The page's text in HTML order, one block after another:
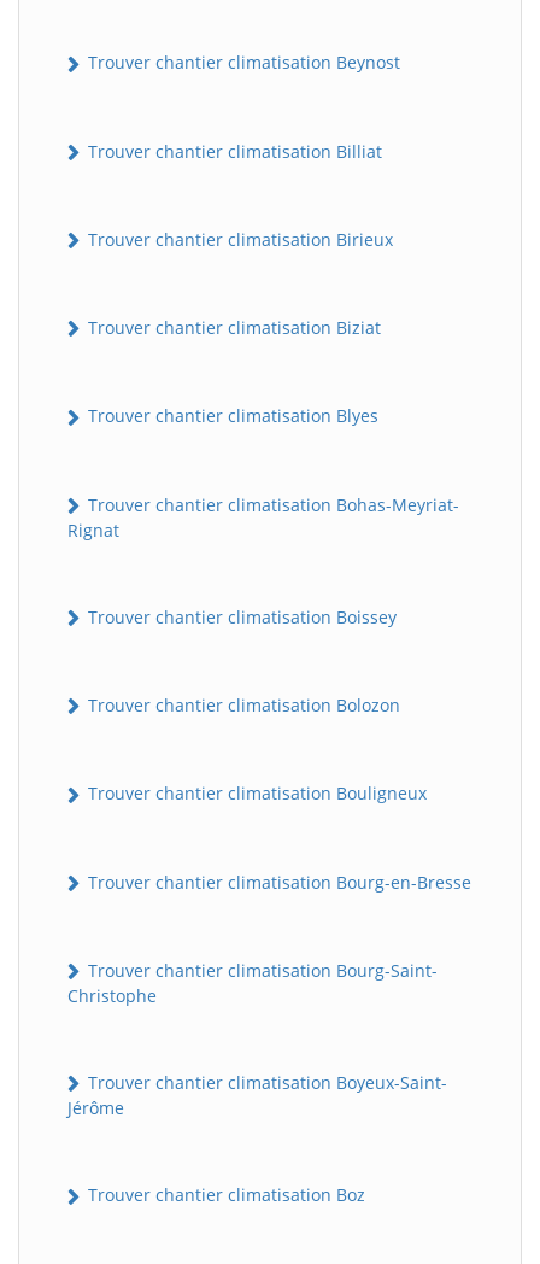
Trouver chantier climatisation Beynost
Trouver chantier climatisation Billiat
Trouver chantier climatisation Birieux
Trouver chantier climatisation Biziat
Trouver chantier climatisation Blyes
Trouver chantier climatisation Bohas-Meyriat-
Rignat
Trouver chantier climatisation Boissey
Trouver chantier climatisation Bolozon
Trouver chantier climatisation Bouligneux
Trouver chantier climatisation Bourg-en-Bresse
Trouver chantier climatisation Bourg-Saint-
Christophe
Trouver chantier climatisation Boyeux-Saint-
Jérôme
Trouver chantier climatisation Boz